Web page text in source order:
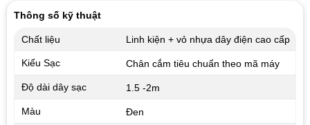
Thông số kỹ thuật
Chất liệu Linh kiện + vỏ nhựa dây điện cao cấp
Kiểu Sạc Chân cắm tiêu chuẩn theo mã máy
Độ dài dây sạc 1.5 -2m
Màu Đen